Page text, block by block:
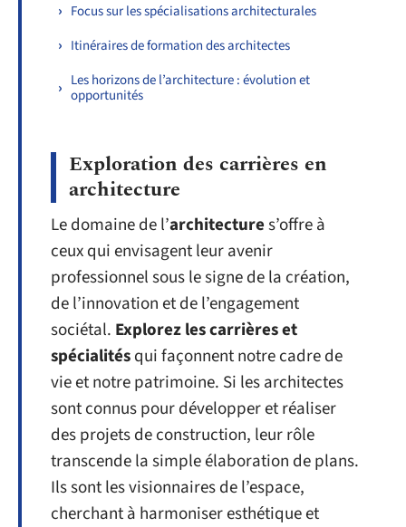
Focus sur les spécialisations architecturales
Itinéraires de formation des architectes
Les horizons de l’architecture : évolution et
opportunités
Exploration des carrières en
architecture
Le domaine de l’architectures’offre à
ceux qui envisagent leur avenir
professionnel sous le signe de la création,
de l’innovation et de l’engagement
sociétal. Explorez les carrières et
spécialitésqui façonnent notre cadre de
vie et notre patrimoine. Si les architectes
sont connus pour développer et réaliser
des projets de construction, leur rôle
transcende la simple élaboration de plans.
Ils sont les visionnaires de l’espace,
cherchant à harmoniser esthétique et